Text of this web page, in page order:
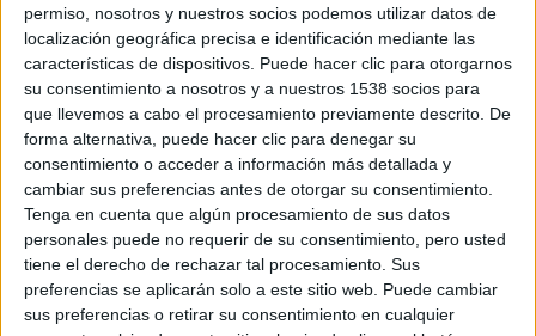
permiso, nosotros y nuestros socios podemos utilizar datos de
localización geográfica precisa e identificación mediante las
características de dispositivos. Puede hacer clic para otorgarnos
su consentimiento a nosotros y a nuestros 1538 socios para
que llevemos a cabo el procesamiento previamente descrito. De
forma alternativa, puede hacer clic para denegar su
consentimiento o acceder a información más detallada y
cambiar sus preferencias antes de otorgar su consentimiento.
Tenga en cuenta que algún procesamiento de sus datos
personales puede no requerir de su consentimiento, pero usted
tiene el derecho de rechazar tal procesamiento. Sus
preferencias se aplicarán solo a este sitio web. Puede cambiar
sus preferencias o retirar su consentimiento en cualquier
orientado a la captación de clientes que produzcan
libros en negro y agendas.
Así, sin perder ninguna de las ventajas competitivas
en el mundo de la impresión de documentación
técnica y manuales de instrucciones, la empresa
eslovaca se abre al mercado editorial europeo y al de
producción de agendas.
Se pretende, de esta manera, recuperar proyectos
que se habían perdido en la planta de Barcelona por